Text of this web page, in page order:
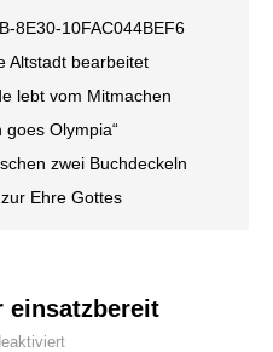
einsatzbereit